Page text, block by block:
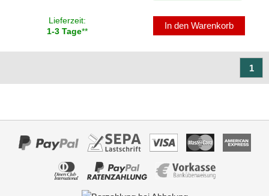
Lieferzeit:
1-3 Tage**
In den Warenkorb
1